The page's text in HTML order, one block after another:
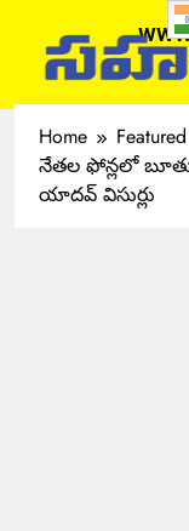
Home
Featured
నేతల ఫోన్లలో
యాదవ్ విసుర్లు